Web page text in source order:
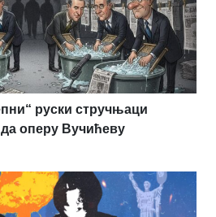
руски стручњаци
оперу Вучићеву